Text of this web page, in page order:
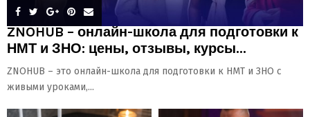
ZNOHUB – онлайн-школа для подготовки к
НМТ и ЗНО: цены, отзывы, курсы...
ZNOHUB – это онлайн-школа для подготовки к НМТ и ЗНО с
живыми уроками,...